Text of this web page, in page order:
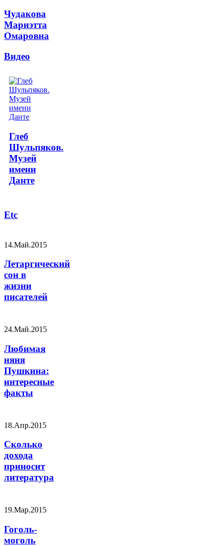
Чудакова
Мариэтта
Омаровна
Видео
Глеб
Шульпяков.
Музей
имени
Данте
Etc
14.Май.2015
Летаргический
сон в
жизни
писателей
24.Май.2015
Любимая
няня
Пушкина:
интересные
факты
18.Апр.2015
Сколько
дохода
приносит
литература
19.Мар.2015
Гоголь-
моголь